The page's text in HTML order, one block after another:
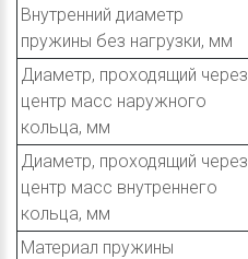
Внутренний диаметр
пружины без нагрузки, мм
Диаметр, проходящий через
центр масс наружного
кольца, мм
Диаметр, проходящий через
центр масс внутреннего
кольца, мм
Материал пружины